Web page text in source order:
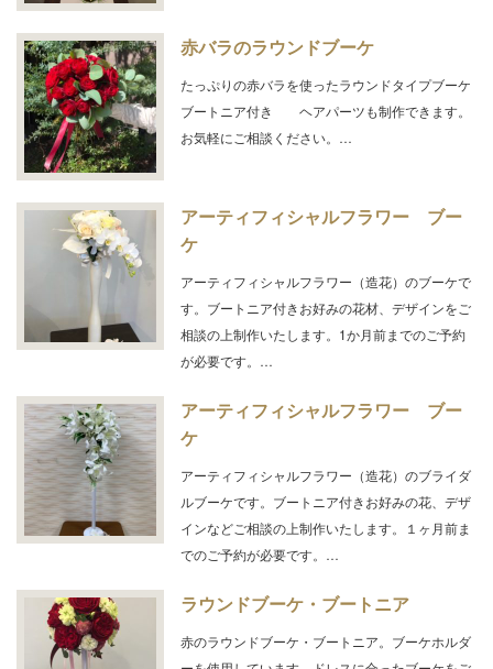
赤バラのラウンドブーケ
たっぷりの赤バラを使ったラウンドタイプブーケ
ブートニア付き ヘアパーツも制作できます。
お気軽にご相談ください。…
アーティフィシャルフラワー ブー
ケ
アーティフィシャルフラワー（造花）のブーケで
す。ブートニア付きお好みの花材、デザインをご
相談の上制作いたします。1か月前までのご予約
が必要です。…
アーティフィシャルフラワー ブー
ケ
アーティフィシャルフラワー（造花）のブライダ
ルブーケです。ブートニア付きお好みの花、デザ
インなどご相談の上制作いたします。１ヶ月前ま
でのご予約が必要です。…
ラウンドブーケ・ブートニア
赤のラウンドブーケ・ブートニア。ブーケホルダ